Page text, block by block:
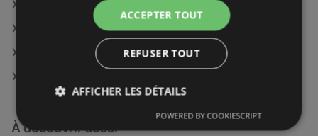
LAPEYRE à Bordeaux
LAPEYRE à Limoges
LAPEYRE à Le Raincy
À découvrir aussi
ACCEPTER TOUT
REFUSER TOUT
AFFICHER LES DÉTAILS
POWERED BY COOKIESCRIPT